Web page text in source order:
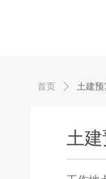
土建
首页 ꄲ 土建预